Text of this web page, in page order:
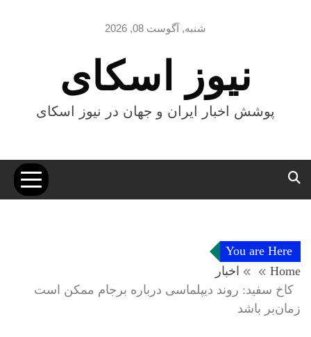
شنبه, آگوست 08, 2026
نیوز اسکای
پوشش اخبار ایران و جهان در نیوز اسکای
You are Here
Home
اخبار
کاخ سفید: روند دیپلماسی درباره برجام ممکن است
زمان‌بر باشد